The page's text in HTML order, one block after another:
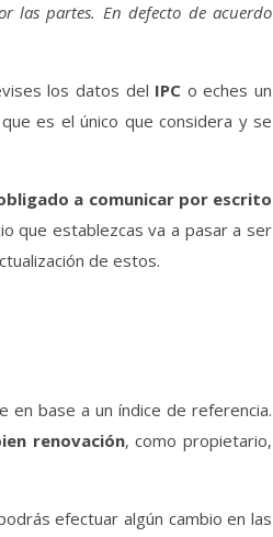
las partes. En defecto de acuerdo
los datos del IPC o eches un
es el único que considera y se
a comunicar por escrito
que establezcas va a pasar a ser
de estos.
en base a un índice de referencia.
renovación, como propietario,
efectuar algún cambio en las